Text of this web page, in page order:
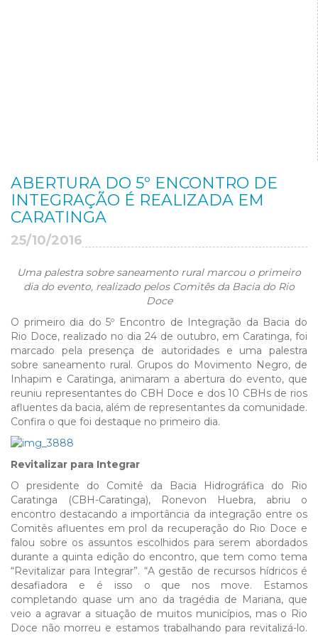
ABERTURA DO 5º ENCONTRO DE
INTEGRAÇÃO É REALIZADA EM
CARATINGA
25/10/2016
Uma palestra sobre saneamento rural marcou o primeiro
dia do evento, realizado pelos Comitês da Bacia do Rio
Doce
O primeiro dia do 5º Encontro de Integração da Bacia do
Rio Doce, realizado no dia 24 de outubro, em Caratinga, foi
marcado pela presença de autoridades e uma palestra
sobre saneamento rural. Grupos do Movimento Negro, de
Inhapim e Caratinga, animaram a abertura do evento, que
reuniu representantes do CBH Doce e dos 10 CBHs de rios
afluentes da bacia, além de representantes da comunidade.
Confira o que foi destaque no primeiro dia.
Revitalizar para Integrar
O presidente do Comitê da Bacia Hidrográfica do Rio
Caratinga (CBH-Caratinga), Ronevon Huebra, abriu o
encontro destacando a importância da integração entre os
Comitês afluentes em prol da recuperação do Rio Doce e
falou sobre os assuntos escolhidos para serem abordados
durante a quinta edição do encontro, que tem como tema
“Revitalizar para Integrar”. “A gestão de recursos hídricos é
desafiadora e é isso o que nos move. Estamos
completando quase um ano da tragédia de Mariana, que
veio a agravar a situação de muitos municípios, mas o Rio
Doce não morreu e estamos trabalhando para revitalizá-lo.